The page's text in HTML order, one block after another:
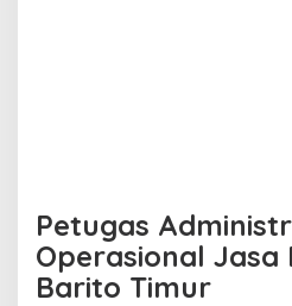
Petugas
Operasional Jasa
Barito Timur